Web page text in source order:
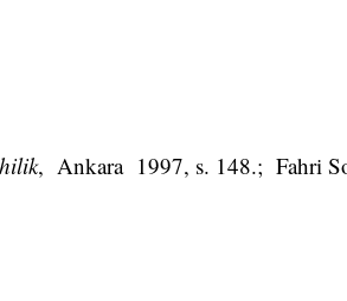
, Ankara 1997, s. 148.; Fahri